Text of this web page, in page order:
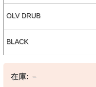
ストラップ面を外にも内にも
ギフトにもおすすめ♪
◯表地：ナイロン100％
◯裏地：ポリエステル100％
【生産国】
OLV DRUB
BLACK
在庫: －